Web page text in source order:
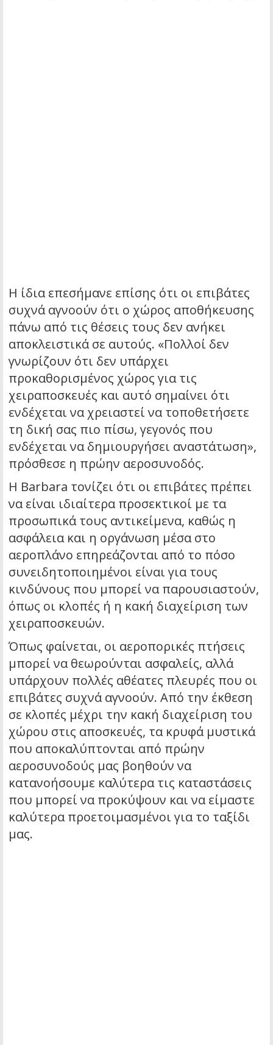
Η ίδια επεσήμανε επίσης ότι οι επιβάτες
συχνά αγνοούν ότι ο χώρος αποθήκευσης
πάνω από τις θέσεις τους δεν ανήκει
αποκλειστικά σε αυτούς. «Πολλοί δεν
γνωρίζουν ότι δεν υπάρχει
προκαθορισμένος χώρος για τις
χειραποσκευές και αυτό σημαίνει ότι
ενδέχεται να χρειαστεί να τοποθετήσετε
τη δική σας πιο πίσω, γεγονός που
ενδέχεται να δημιουργήσει αναστάτωση»,
πρόσθεσε η πρώην αεροσυνοδός.
Η Barbara τονίζει ότι οι επιβάτες πρέπει
να είναι ιδιαίτερα προσεκτικοί με τα
προσωπικά τους αντικείμενα, καθώς η
ασφάλεια και η οργάνωση μέσα στο
αεροπλάνο επηρεάζονται από το πόσο
συνειδητοποιημένοι είναι για τους
κινδύνους που μπορεί να παρουσιαστούν,
όπως οι κλοπές ή η κακή διαχείριση των
χειραποσκευών.
Όπως φαίνεται, οι αεροπορικές πτήσεις
μπορεί να θεωρούνται ασφαλείς, αλλά
υπάρχουν πολλές αθέατες πλευρές που οι
επιβάτες συχνά αγνοούν. Από την έκθεση
σε κλοπές μέχρι την κακή διαχείριση του
χώρου στις αποσκευές, τα κρυφά μυστικά
που αποκαλύπτονται από πρώην
αεροσυνοδούς μας βοηθούν να
κατανοήσουμε καλύτερα τις καταστάσεις
που μπορεί να προκύψουν και να είμαστε
καλύτερα προετοιμασμένοι για το ταξίδι
μας.